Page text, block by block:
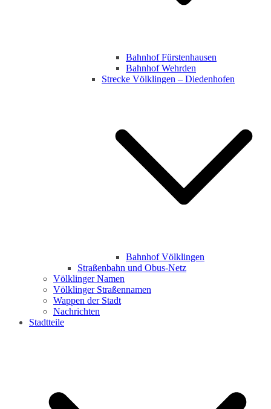
Bahnhof Fürstenhausen
Bahnhof Wehrden
Strecke Völklingen – Diedenhofen
Bahnhof Völklingen
Straßenbahn und Obus-Netz
Völklinger Namen
Völklinger Straßennamen
Wappen der Stadt
Nachrichten
Stadtteile